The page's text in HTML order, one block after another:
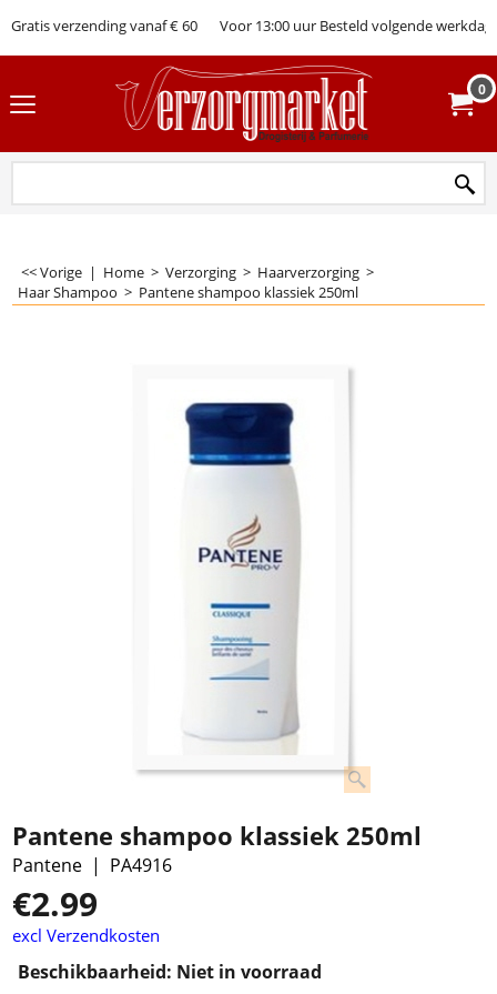
Gratis verzending vanaf € 60 Voor 13:00 uur Besteld volgende werkdag
0
<< Vorige | Home > Verzorging > Haarverzorging >
Haar Shampoo > Pantene shampoo klassiek 250ml
Pantene shampoo klassiek 250ml
Pantene PA4916
€2.99
excl Verzendkosten
Beschikbaarheid: Niet in voorraad